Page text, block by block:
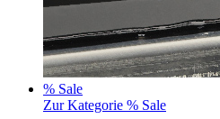
% Sale
Zur Kategorie % Sale